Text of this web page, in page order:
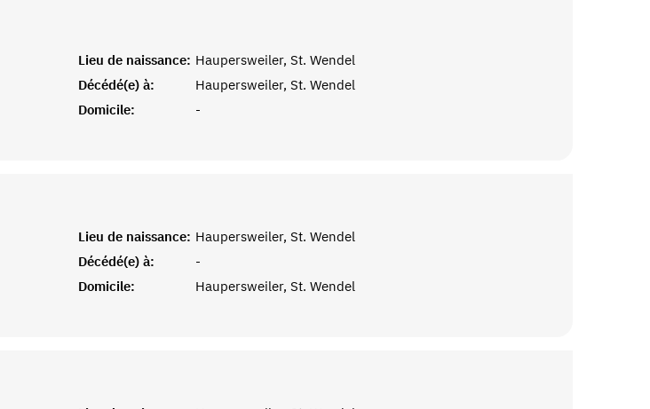
Lieu de naissance: Haupersweiler, St. Wendel
Décédé(e) à:
Haupersweiler, St. Wendel
Domicile:
-
Lieu de naissance: Haupersweiler, St. Wendel
Décédé(e) à:
-
Domicile:
Haupersweiler, St. Wendel